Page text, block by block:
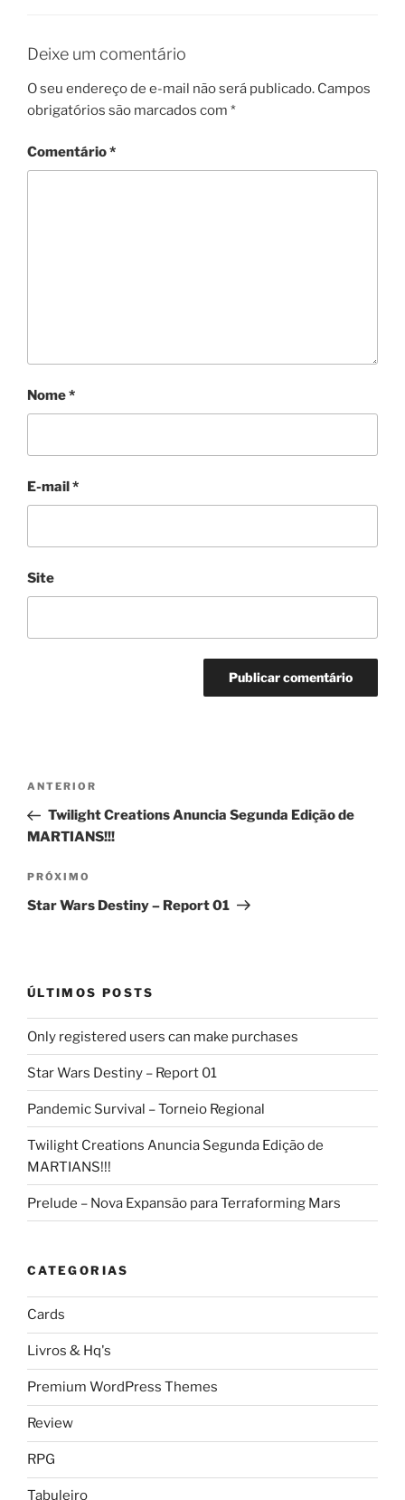
Deixe um comentário
O seu endereço de e-mail não será publicado. Campos
obrigatórios são marcados com *
Comentário*
Nome*
E-mail*
Site
Navegação
Post
Post
anterior
ANTERIOR
Twilight Creations Anuncia Segunda Edição de
MARTIANS!!!
Próximo
post
PRÓXIMO
Star Wars Destiny – Report 01
ÚLTIMOS POSTS
Only registered users can make purchases
Star Wars Destiny – Report 01
Pandemic Survival – Torneio Regional
Twilight Creations Anuncia Segunda Edição de
MARTIANS!!!
Prelude – Nova Expansão para Terraforming Mars
CATEGORIAS
Cards
Livros & Hq's
Premium WordPress Themes
Review
RPG
Tabuleiro